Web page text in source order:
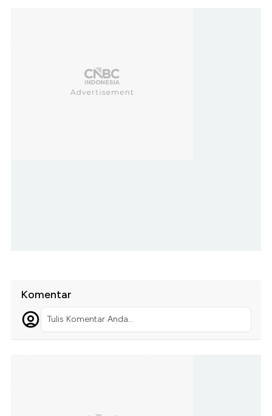
Komentar
Tulis Komentar Anda...